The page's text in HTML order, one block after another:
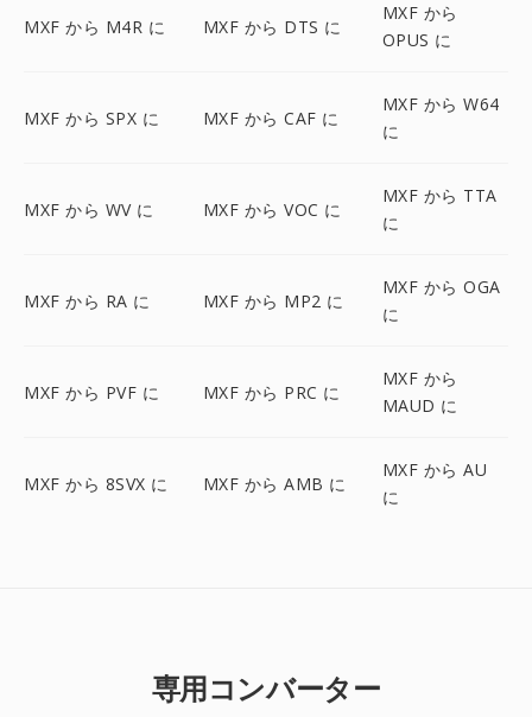
MXF から M4R に MXF から DTS に
MXF から
OPUS に
MXF から SPX に MXF から CAF に
MXF から W64
に
MXF から WV に MXF から VOC に
MXF から TTA
に
MXF から RA に MXF から MP2 に
MXF から OGA
に
MXF から PVF に MXF から PRC に
MXF から
MAUD に
MXF から 8SVX に MXF から AMB に
MXF から AU
に
専用コンバーター